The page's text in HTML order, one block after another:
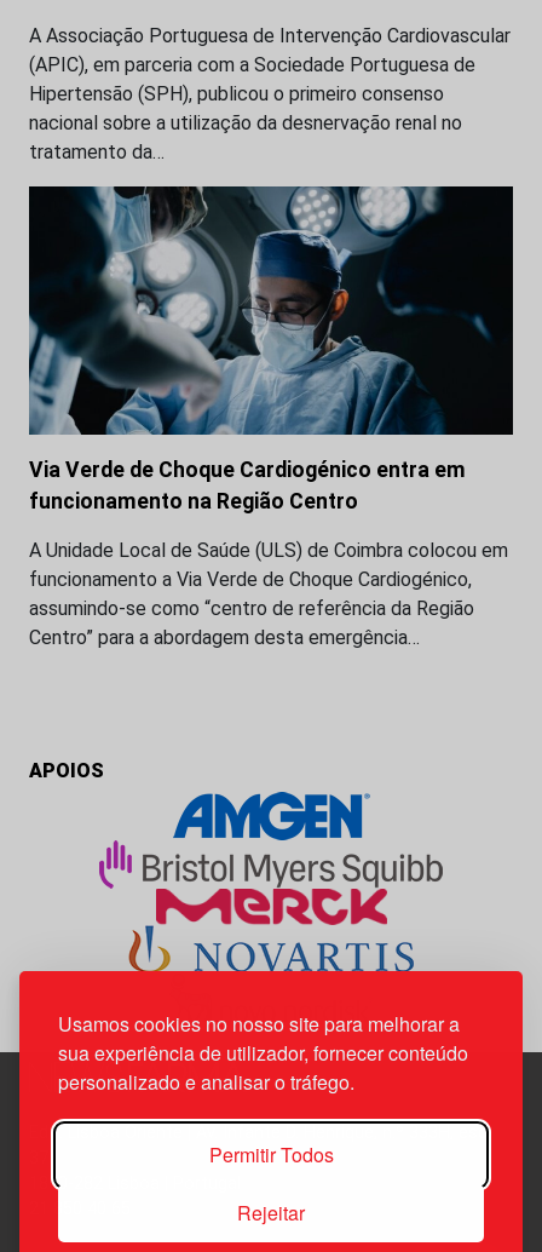
Usamos cookies no nosso site para melhorar a
sua experiência de utilizador, fornecer conteúdo
personalizado e analisar o tráfego.
Permitir Todos
Rejeitar
A Associação Portuguesa de Intervenção Cardiovascular
(APIC), em parceria com a Sociedade Portuguesa de
Hipertensão (SPH), publicou o primeiro consenso
nacional sobre a utilização da desnervação renal no
tratamento da…
Via Verde de Choque Cardiogénico entra em
funcionamento na Região Centro
A Unidade Local de Saúde (ULS) de Coimbra colocou em
funcionamento a Via Verde de Choque Cardiogénico,
assumindo-se como “centro de referência da Região
Centro” para a abordagem desta emergência…
APOIOS
Edif. Lisboa Oriente | Av. Infante D. Henrique, n.º 333H, esc.
1800-282 Lisboa | Portugal